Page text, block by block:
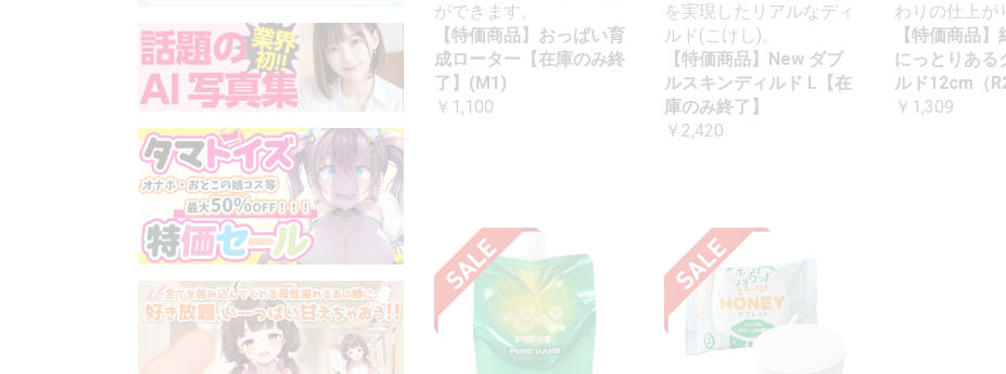
ができます。
【特価商品】おっぱい育
成ローター【在庫のみ終
了】(M1)
￥1,100
を実現したリアルなディ
ルド(こけし)。
【特価商品】New ダブ
ルスキンディルド L【在
庫のみ終了】
￥2,420
わりの仕上が
【特価商品
にっとりある
ルド12cm（
￥1,309